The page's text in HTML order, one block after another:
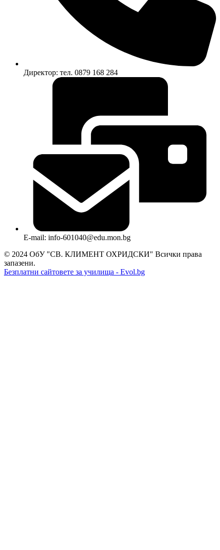
Директор: тел. 0879 168 284
E-mail: info-601040@edu.mon.bg
© 2024 ОбУ "СВ. КЛИМЕНТ ОХРИДСКИ" Всички права
запазени.
Безплатни сайтовете за училища - Evol.bg